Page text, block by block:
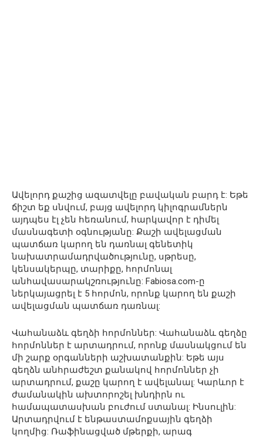
Ավելորդ քաշից ազատվելը բավական բարդ է: Եթե
ճիշտ եք սնվում, բայց ավելորդ կիլոգրամներն
այդպես էլ չեն հեռանում, հարկավոր է դիմել
մասնագետի օգնությանը: Քաշի ավելացման
պատճառ կարող են դառնալ գենետիկ
նախատրամադրվածությունը, սթրեսը,
կենսակերպը, տարիքը, հորմոնալ
անհավասարակշռությունը: Fabiosa.com-ը
ներկայացրել է 5 հորմոն, որոնք կարող են քաշի
ավելացման պատճառ դառնալ:
Վահանաձև գեղձի հորմոններ: Վահանաձև գեղձը
հորմոններ է արտադրում, որոնք մասնակցում են
մի շարք օրգանների աշխատանքին: Եթե այս
գեղձն անհրաժեշտ քանակով հորմոններ չի
արտադրում, քաշը կարող է ավելանալ: Կարևոր է
ժամանակին ախտորոշել խնդիրն ու
համապատասխան բուժում ստանալ: Ինսուլին:
Արտադրվում է ենթաստամոքսային գեղձի
կողմից: Ռաֆինացված մթերքի, արագ